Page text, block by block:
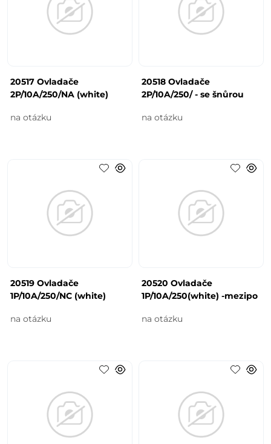
20517 Ovladače
2P/10A/250/NA (white)
na otázku
20518 Ovladače
2P/10A/250/ - se šnůrou
na otázku
20519 Ovladače
1P/10A/250/NC (white)
na otázku
20520 Ovladače
1P/10A/250(white) -mezipo
na otázku